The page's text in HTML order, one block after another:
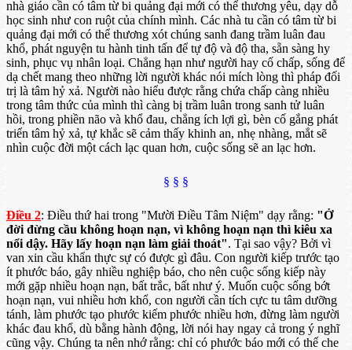
nhà giáo cần có tâm từ bi quảng đại mới có thể thương yêu, dạy dỗ
học sinh như con ruột của chính mình. Các nhà tu cần có tâm từ bi
quảng đại mới có thể thương xót chúng sanh đang trầm luân đau
khổ, phát nguyện tu hành tinh tấn để tự độ và độ tha, sẵn sàng hy
sinh, phục vụ nhân loại. Chẳng hạn như người hay cố chấp, sống để
dạ chết mang theo những lời người khác nói mích lòng thì pháp đối
trị là tâm hỷ xả. Người nào hiểu được rằng chứa chấp càng nhiều
trong tâm thức của mình thì càng bị trầm luân trong sanh tử luân
hồi, trong phiền não và khổ đau, chẳng ích lợi gì, bèn cố gắng phát
triển tâm hỷ xả, tự khắc sẽ cảm thấy khinh an, nhẹ nhàng, mắt sẽ
nhìn cuộc đời một cách lạc quan hơn, cuộc sống sẽ an lạc hơn.
§ § §
Điều 2: Điều thứ hai trong "Mười Điều Tâm Niệm" dạy rằng: "Ở
đời đừng cầu không hoạn nạn, vì không hoạn nạn thì kiêu xa
nổi dậy. Hãy lấy hoạn nạn làm giải thoát". Tại sao vậy? Bởi vì
van xin cầu khẩn thực sự có được gì đâu. Con người kiếp trước tạo
ít phước báo, gây nhiều nghiệp báo, cho nên cuộc sống kiếp này
mới gặp nhiều hoạn nạn, bất trắc, bất như ý. Muốn cuộc sống bớt
hoạn nạn, vui nhiều hơn khổ, con người cần tích cực tu tâm dưỡng
tánh, làm phước tạo phước kiếm phước nhiều hơn, đừng làm người
khác đau khổ, dù bằng hành động, lời nói hay ngay cả trong ý nghĩ
cũng vậy. Chúng ta nên nhớ rằng: chỉ có phước báo mới có thể che